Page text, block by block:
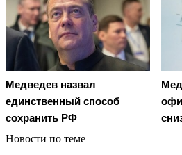
Медведев назвал
единственный способ
сохранить РФ
Новости по теме